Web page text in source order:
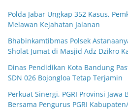
Polda Jabar Ungkap 352 Kasus,
Melawan Kejahatan Jalanan
Bhabinkamtibmas Polsek
Sholat Jumat di Masjid Adz Dzikro
Dinas Pendidikan Kota Bandung
SDN 026 Bojongloa Tetap Terjamin
Perkuat Sinergi, PGRI Provinsi Jawa
Bersama Pengurus PGRI